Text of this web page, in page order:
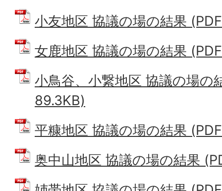
小友地区 協議の場の結果
女鹿地区 協議の場の結果
小鳥谷、小繋地区 協議の場の
89.3KB)
平糠地区 協議の場の結果
奥中山地区 協議の場の結果